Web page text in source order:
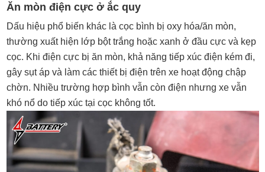
Ăn mòn điện cực ở ắc quy
Dấu hiệu phổ biến khác là cọc bình bị oxy hóa/ăn mòn,
thường xuất hiện lớp bột trắng hoặc xanh ở đầu cực và kẹp
cọc. Khi điện cực bị ăn mòn, khả năng tiếp xúc điện kém đi,
gây sụt áp và làm các thiết bị điện trên xe hoạt động chập
chờn. Nhiều trường hợp bình vẫn còn điện nhưng xe vẫn
khó nổ do tiếp xúc tại cọc không tốt.